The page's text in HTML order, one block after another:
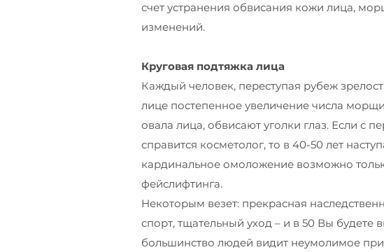
счет устранения обвисания кожи лица,
изменений.
Круговая подтяжка лица
Каждый человек, переступая рубеж
лице постепенное увеличение числа
овала лица, обвисают уголки глаз. Если с
справится косметолог, то в 40-50 лет
кардинальное омоложение возможно
фейслифтинга.
Некоторым везет: прекрасная
спорт, тщательный уход – и в 50 Вы будете
большинство людей видит неумолимое